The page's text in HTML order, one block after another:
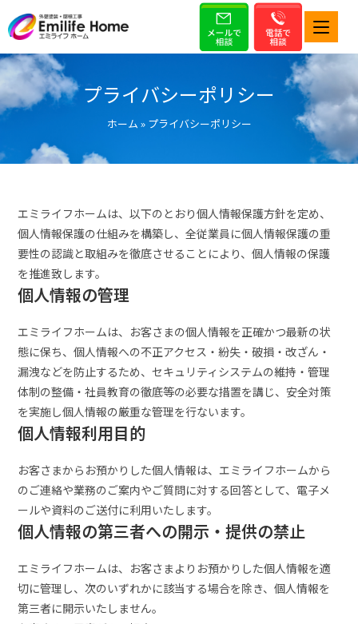
プライバシーポリシー
ホーム » プライバシーポリシー
エミライフホームは、以下のとおり個人情報保護方針を定め、
個人情報保護の仕組みを構築し、全従業員に個人情報保護の重
要性の認識と取組みを徹底させることにより、個人情報の保護
を推進致します。
個人情報の管理
エミライフホームは、お客さまの個人情報を正確かつ最新の状
態に保ち、個人情報への不正アクセス・紛失・破損・改ざん・
漏洩などを防止するため、セキュリティシステムの維持・管理
体制の整備・社員教育の徹底等の必要な措置を講じ、安全対策
を実施し個人情報の厳重な管理を行ないます。
個人情報利用目的
お客さまからお預かりした個人情報は、エミライフホームから
のご連絡や業務のご案内やご質問に対する回答として、電子メ
ールや資料のご送付に利用いたします。
個人情報の第三者への開示・提供の禁止
エミライフホームは、お客さまよりお預かりした個人情報を適
切に管理し、次のいずれかに該当する場合を除き、個人情報を
第三者に開示いたしません。